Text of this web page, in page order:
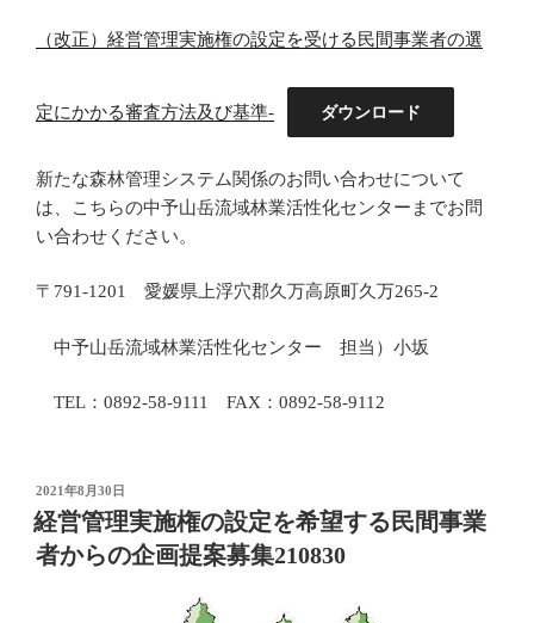
（改正）経営管理実施権の設定を受ける民間事業者の選
定にかかる審査方法及び基準- ダウンロード
新たな森林管理システム関係のお問い合わせについて
は、こちらの中予山岳流域林業活性化センターまでお問
い合わせください。
〒791-1201 愛媛県上浮穴郡久万高原町久万265-2
中予山岳流域林業活性化センター 担当）小坂
TEL：0892-58-9111 FAX：0892-58-9112
投
稿
日:
2021年8月30日
経営管理実施権の設定を希望する民間事業
者からの企画提案募集210830